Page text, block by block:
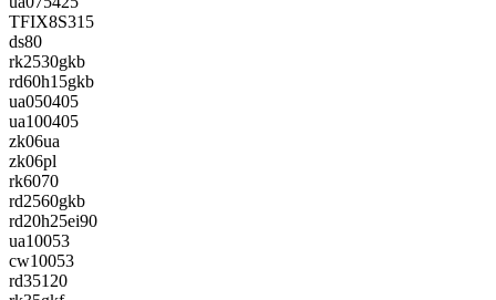
TFIX8S315
ds80
rk2530gkb
rd60h15gkb
ua050405
ua100405
zk06ua
zk06pl
rk6070
rd2560gkb
rd20h25ei90
ua10053
cw10053
rd35120